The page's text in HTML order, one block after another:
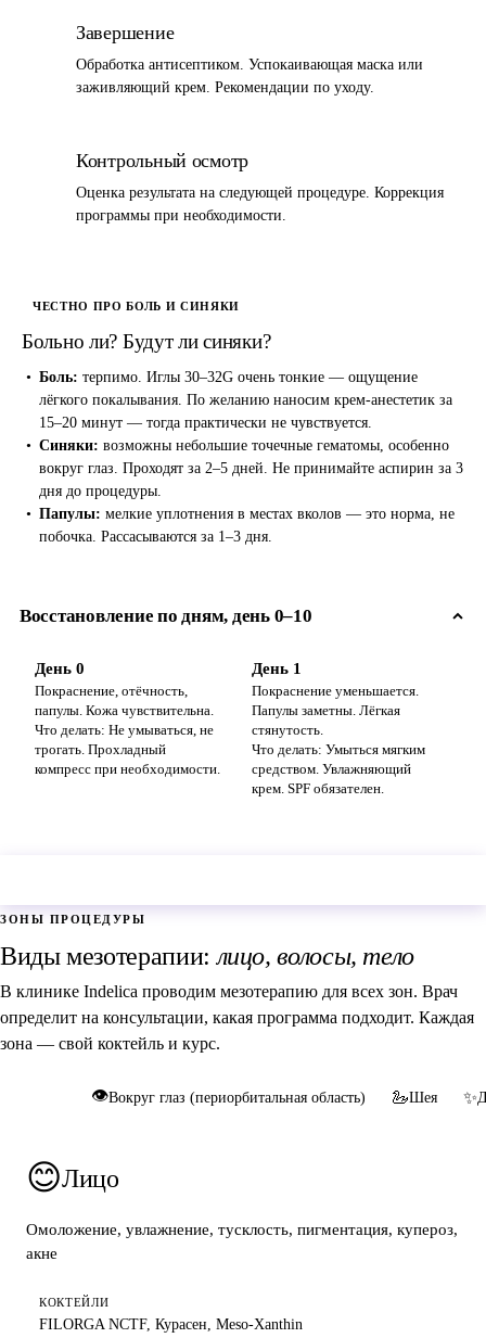
Завершение
Обработка антисептиком. Успокаивающая маска или
заживляющий крем. Рекомендации по уходу.
Контрольный осмотр
Оценка результата на следующей процедуре. Коррекция
программы при необходимости.
ЧЕСТНО ПРО БОЛЬ И СИНЯКИ
Больно ли? Будут ли синяки?
Боль: терпимо. Иглы 30–32G очень тонкие — ощущение
лёгкого покалывания. По желанию наносим крем-анестетик за
15–20 минут — тогда практически не чувствуется.
Синяки: возможны небольшие точечные гематомы, особенно
вокруг глаз. Проходят за 2–5 дней. Не принимайте аспирин за 3
дня до процедуры.
Папулы: мелкие уплотнения в местах вколов — это норма, не
побочка. Рассасываются за 1–3 дня.
Восстановление по дням, день 0–10
День 0
Покраснение, отёчность,
папулы. Кожа чувствительна.
Не умываться, не
трогать. Прохладный
компресс при необходимости.
День 1
Покраснение уменьшается.
Папулы заметны. Лёгкая
стянутость.
Умыться мягким
средством. Увлажняющий
крем. SPF обязателен.
ЗОНЫ ПРОЦЕДУРЫ
Виды мезотерапии:лицо, волосы, тело
В клинике Indelica проводим мезотерапию для всех зон. Врач
определит на консультации, какая программа подходит. Каждая
зона — свой коктейль и курс.
👁Вокруг глаз (периорбитальная область) 🦢Шея ✨
😊Лицо
Омоложение, увлажнение, тусклость, пигментация, купероз,
акне
КОКТЕЙЛИ
FILORGA NCTF, Курасен, Meso-Xanthin